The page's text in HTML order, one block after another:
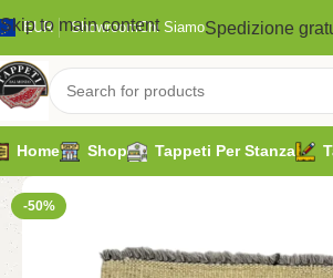
Skip to main content
EUR ShowroomChi SiamoSpedizione
Home Shop Tappeti Per Stanza
-50%